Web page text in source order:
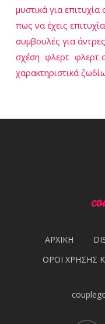
μυστικά για επιτυχία
πως να έχεις
συμβουλές για άντρες
σχέση φλερτ φλερτ
χαρακτηριστικά
ΑΡΧΙΚΗ
ΟΡΟΙ ΧΡΗΣΗΣ